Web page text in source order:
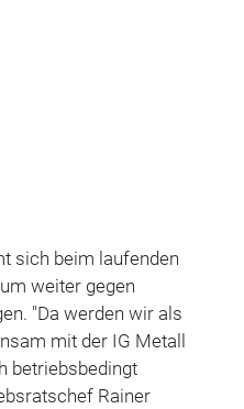
sich beim laufenden
weiter gegen
"Da werden wir als
mit der IG Metall
betriebsbedingt
Rainer